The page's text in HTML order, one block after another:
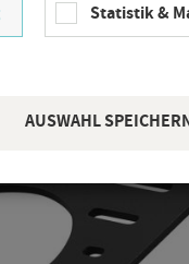
Statistik &
AUSWAHL